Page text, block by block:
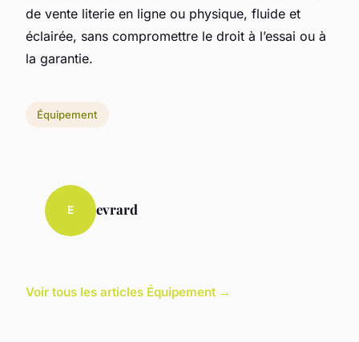
de vente literie en ligne ou physique, fluide et
éclairée, sans compromettre le droit à l’essai ou à
la garantie.
Équipement
E evrard
Voir tous les articles Équipement →